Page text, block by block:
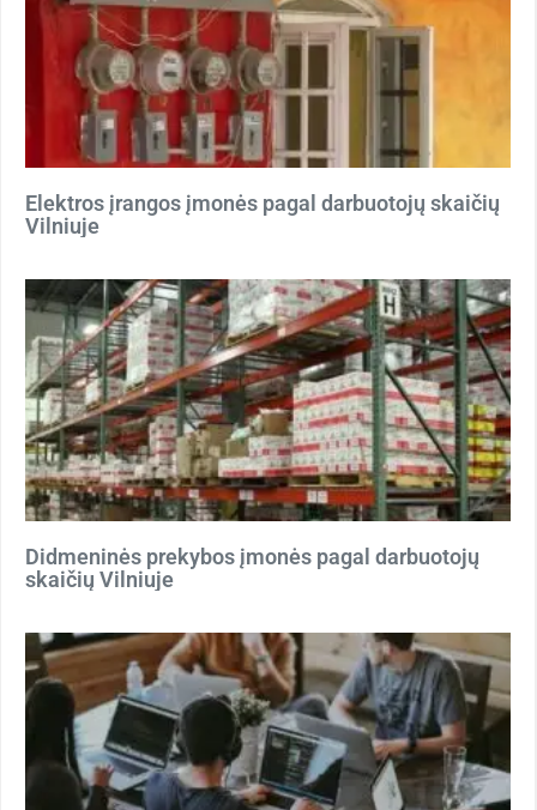
Elektros įrangos įmonės pagal darbuotojų skaičių
Vilniuje
Didmeninės prekybos įmonės pagal darbuotojų
skaičių Vilniuje